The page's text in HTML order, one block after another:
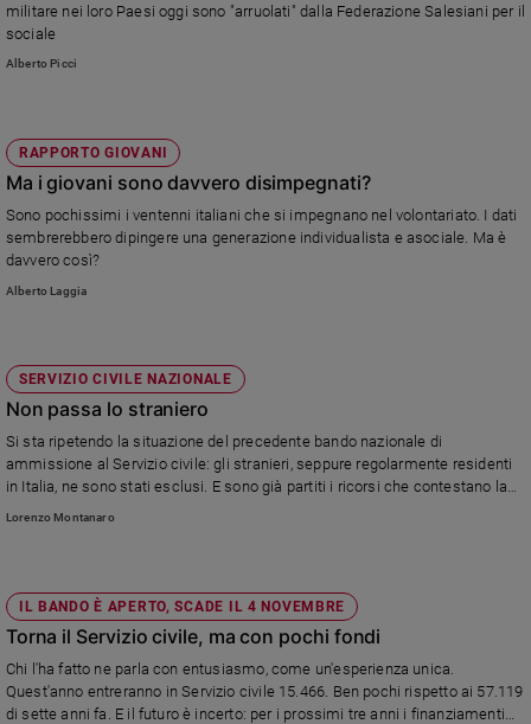
militare nei loro Paesi oggi sono "arruolati" dalla Federazione Salesiani per il
sociale
Alberto Picci
RAPPORTO GIOVANI
Ma i giovani sono davvero disimpegnati?
Sono pochissimi i ventenni italiani che si impegnano nel volontariato. I dati
sembrerebbero dipingere una generazione individualista e asociale. Ma è
davvero così?
Alberto Laggia
SERVIZIO CIVILE NAZIONALE
Non passa lo straniero
Si sta ripetendo la situazione del precedente bando nazionale di
ammissione al Servizio civile: gli stranieri, seppure regolarmente residenti
in Italia, ne sono stati esclusi. E sono già partiti i ricorsi che contestano la
norma da parte di alcuni giovani immigrati. Nel caso precedente la giustizia
Lorenzo Montanaro
IL BANDO È APERTO, SCADE IL 4 NOVEMBRE
Torna il Servizio civile, ma con pochi fondi
Chi l'ha fatto ne parla con entusiasmo, come un'esperienza unica.
Quest'anno entreranno in Servizio civile 15.466. Ben pochi rispetto ai 57.119
di sette anni fa. E il futuro è incerto: per i prossimi tre anni i finanziamenti